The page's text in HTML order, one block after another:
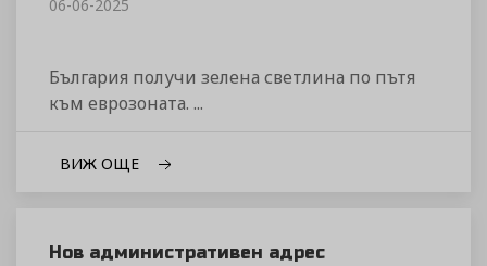
06-06-2025
България получи зелена светлина по пътя
към еврозоната. ...
ВИЖ ОЩЕ
Нов административен адрес